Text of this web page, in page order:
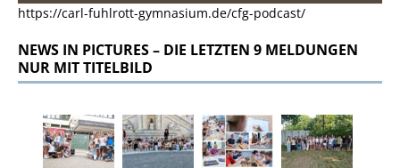
https://carl-fuhlrott-gymnasium.de/cfg-podcast/
NEWS IN PICTURES – DIE LETZTEN 9 MELDUNGEN
NUR MIT TITELBILD